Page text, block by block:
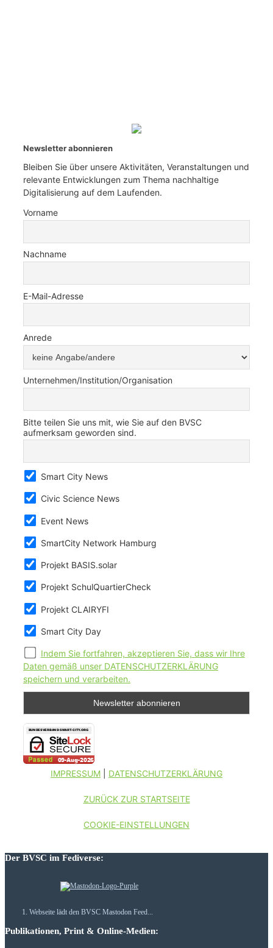
Newsletter abonnieren
Bleiben Sie über unsere Aktivitäten, Veranstaltungen und
relevante Entwicklungen zum Thema nachhaltige
Digitalisierung auf dem Laufenden.
Vorname
Nachname
E-Mail-Adresse
Anrede
Unternehmen/Institution/Organisation
Bitte teilen Sie uns mit, wie Sie auf den BVSC
aufmerksam geworden sind.
Smart City News
Civic Science News
Event News
SmartCity Network Hamburg
Projekt BASIS.solar
Projekt SchulQuartierCheck
Projekt CLAIRYFI
Smart City Day
Indem Sie fortfahren, akzeptieren Sie, dass wir Ihre
Daten gemäß unser DATENSCHUTZERKLÄRUNG
speichern und verarbeiten.
IMPRESSUM DATENSCHUTZERKLÄRUNG
ZURÜCK ZUR STARTSEITE
COOKIE-EINSTELLUNGEN
Der BVSC im Fediverse:
Webseite lädt den BVSC Mastodon Feed...
Publikationen, Print & Online-Medien: